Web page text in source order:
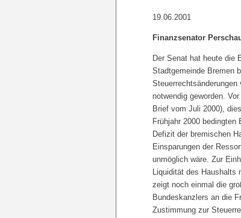
19.06.2001
Finanzsenator
Der Senat hat heute die
Stadtgemeinde Bremen
notwendig geworden.
Brief vom Juli 2000),
Frühjahr 2000
Defizit der bremischen
Einsparungen der
unmöglich wäre. Zur
Liquidität des Haushalts
zeigt noch einmal die
Bundeskanzlers an die
Zustimmung zur